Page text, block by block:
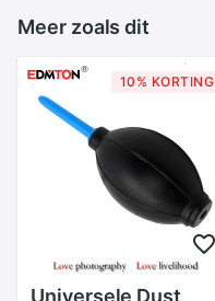
Meer zoals dit
10% KORTING
Universele Dust